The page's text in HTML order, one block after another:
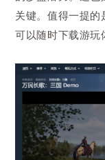
关键。值得一提的
可以随时下载游玩